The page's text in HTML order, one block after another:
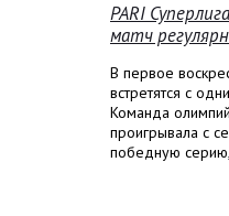
PARI
матч
В первое
встретятся с
Команда
проигрывала с
победную серию,